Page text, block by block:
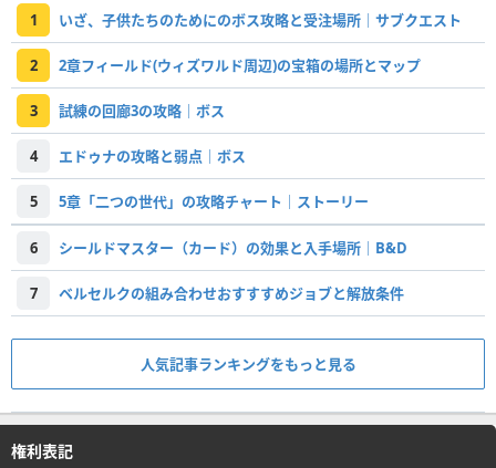
1 いざ、子供たちのためにのボス攻略と受注場所｜サブクエスト
2 2章フィールド(ウィズワルド周辺)の宝箱の場所とマップ
3 試練の回廊3の攻略｜ボス
4 エドゥナの攻略と弱点｜ボス
5 5章「二つの世代」の攻略チャート｜ストーリー
6 シールドマスター（カード）の効果と入手場所｜B&D
7 ベルセルクの組み合わせおすすすめジョブと解放条件
人気記事ランキングをもっと見る
権利表記